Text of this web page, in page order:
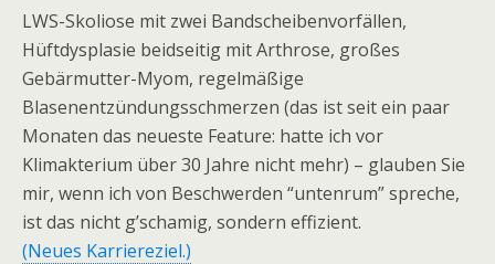
LWS-Skoliose mit zwei Bandscheibenvorfällen,
Hüftdysplasie beidseitig mit Arthrose, großes
Gebärmutter-Myom, regelmäßige
Blasenentzündungsschmerzen (das ist seit ein paar
Monaten das neueste Feature: hatte ich vor
Klimakterium über 30 Jahre nicht mehr) – glauben Sie
mir, wenn ich von Beschwerden “untenrum” spreche,
ist das nicht g’schamig, sondern effizient.
(Neues Karriereziel.)